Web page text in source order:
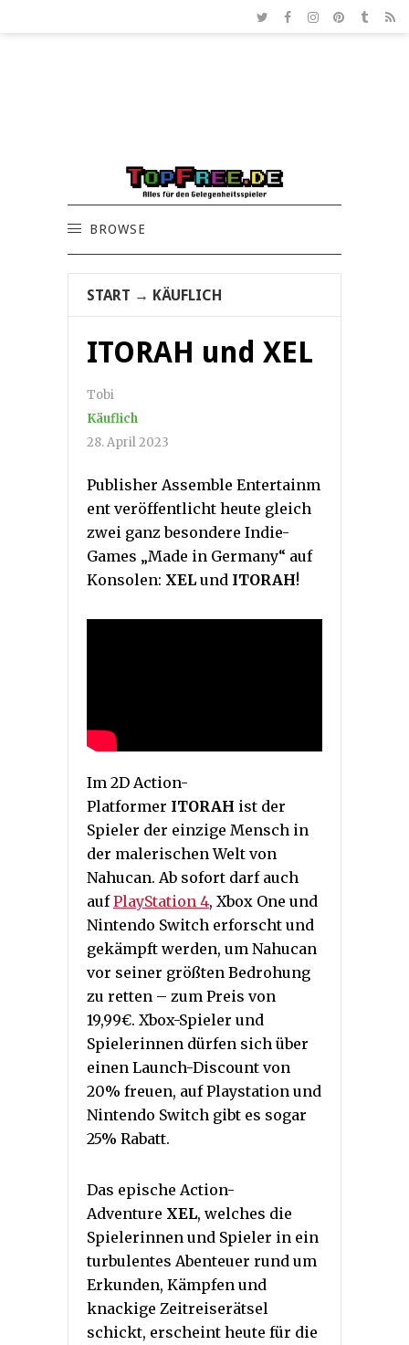
BROWSE
START → KÄUFLICH
ITORAH und XEL
Tobi
Käuflich
28. April 2023
Publisher Assemble Entertainm
ent veröffentlicht heute gleich
zwei ganz besondere Indie-
Games „Made in Germany“ auf
Konsolen: XEL und ITORAH!
Im 2D Action-
Platformer ITORAH ist der
Spieler der einzige Mensch in
der malerischen Welt von
Nahucan. Ab sofort darf auch
aufPlayStation 4, Xbox One und
Nintendo Switch erforscht und
gekämpft werden, um Nahucan
vor seiner größten Bedrohung
zu retten – zum Preis von
19,99€. Xbox-Spieler und
Spielerinnen dürfen sich über
einen Launch-Discount von
20% freuen, auf Playstation und
Nintendo Switch gibt es sogar
25% Rabatt.
Das epische Action-
Adventure XEL, welches die
Spielerinnen und Spieler in ein
turbulentes Abenteuer rund um
Erkunden, Kämpfen und
knackige Zeitreiserätsel
schickt, erscheint heute für die